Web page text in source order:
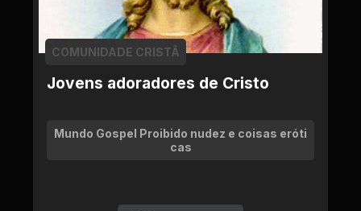
Jovens adoradores de Cristo
COMUNIDADE CRISTÃ
Mundo Gospel Proibido nudez e coisas eróti
cas